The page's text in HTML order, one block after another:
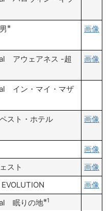
※ 画像
アウェアネス -超
画像
イン・マイ・マザ
スト・ホテル 画像
画像
スト
画像
画像
眠りの地※1